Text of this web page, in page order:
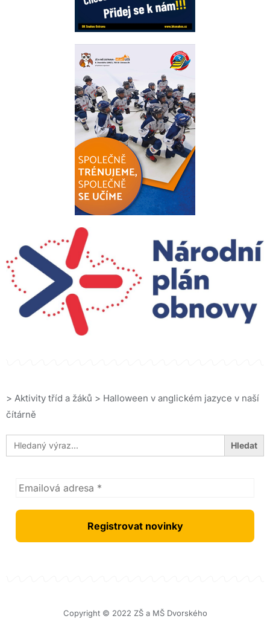
> Aktivity tříd a žáků > Halloween v anglickém jazyce v naší
čítárně
Search
for:
Copyright © 2022 ZŠ a MŠ Dvorského